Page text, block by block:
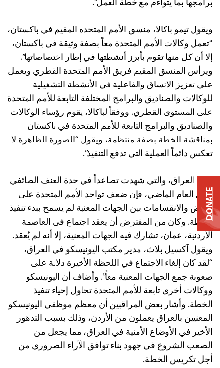
برامجها بما يتواءم مع خطة العمل”.
ويقول تيمو باكالا، منسق الأمم المتحدة المقيم في باكستان،
“تعمل وكالات الأمم المتحدة معاً بصفة وثيقة في باكستان،
إلا أن كل منها تقوم بأبرز أنشطتها في إطار اختصاصاتها”.
ويرأس المنسق المقيم فريق الأمم المتحدة القطري ويعمل
على تعزيز الاتساق والفاعلية في الأنشطة التشغيلية
للوكالات والصناديق والبرامج المختلفة التابعة للأمم المتحدة
على المستوى القطري. ووفقاً لباكالا، يقوم رؤساء الوكالات
والصناديق والبرامج التابعة للأمم المتحدة في باكستان
بمناقشة الخطة بصفة منتظمة، ويقول “الصورة الظاهرة لا
تعكس دائماً العملية التي تدفع التنفيذ”.
وفي العراق، والتي شهدت تصاعداً في حدة العنف الطائفي
خلال العام الماضي، فإن ضعف تواجد الأمم المتحدة على
الأرض والانقسامات بين الجهات المعنية لم يسمح ببدء تنفيذ
الخطة. وكان من المفترض أن يعقد اجتماع في العاصمة
الأردنية، عمان، تشارك فيه الجهات المعنية، إلا أنه لم يُعقد.
ويقول آكسيل بلاث، مدير مكتب اليونيسكو في العراق،
“لقد كان إلغاء الاجتماع في اللحظة الأخيرة دلالة على
صعوبة جمع الجهات المعنية معاً”. وأضاف أن اليونيسكو
ووكالات أخرى تابعة للأمم المتحدة تحاول إحياء تنفيذ
الخطة. وأشار بعض المراقبين أن معظم موظفي اليونيسكو
المعنيين بالعراق يعملون من الأردن، وذلك بسبب التدهور
الأخير في الأوضاع الأمنية في العراق، مما يجعل من
الصعب الشروع في جهود بناء توافق الآراء الضروري من
أجل تكريس الخطة.
DONATE